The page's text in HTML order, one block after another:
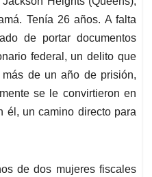
Tenía 26 años. A falta
de portar documentos
federal, un delito que
de un año de prisión,
se le convirtieron en
él, un camino directo para
de dos mujeres fiscales